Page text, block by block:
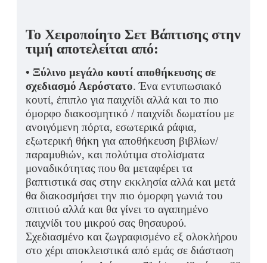
Το Χειροποίητο Σετ Βάπτισης στην
τιμή αποτελείται από:
• Ξύλινο μεγάλο κουτί αποθήκευσης σε
σχεδιασμό Αερόστατο. Ένα εντυπωσιακό
κουτί, έπιπλο για παιχνίδι αλλά και το πιο
όμορφο διακοσμητικό / παιχνίδι δωματίου με
ανοιγόμενη πόρτα, εσωτερικά ράφια,
εξωτερική θήκη για αποθήκευση βιβλίων/
παραμυθιών, και πολύτιμα στολίσματα
μοναδικότητας που θα μεταφέρει τα
βαπτιστικά σας στην εκκλησία αλλά και μετά
θα διακοσμήσει την πιο όμορφη γωνιά του
σπιτιού αλλά και θα γίνει το αγαπημένο
παιχνίδι του μικρού σας θησαυρού.
Σχεδιασμένο και ζωγραφισμένο εξ ολοκλήρου
στο χέρι αποκλειστικά από εμάς σε διάσταση